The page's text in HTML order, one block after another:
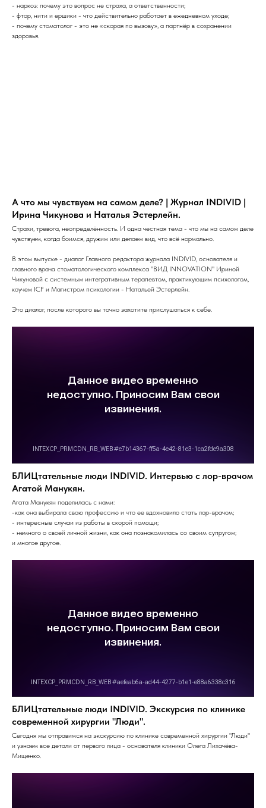
- наркоз: почему это вопрос не страха, а ответственности;
- фтор, нити и ершики - что действительно работает в ежедневном уходе;
- почему стоматолог - это не «скорая по вызову», а партнёр в сохранении
здоровья.
А что мы чувствуем на самом деле? | Журнал INDIVID |
Ирина Чикунова и Наталья Эстерлейн.
Страхи, тревога, неопределённость. И одна честная тема - что мы на самом деле
чувствуем, когда боимся, дружим или делаем вид, что всё нормально.
В этом выпуске - диалог Главного редактора журнала INDIVID, основателя и
главного врача стоматологического комплекса "ВИД INNOVATION" Ириной
Чикуновой с системным интегративным терапевтом, практикующим психологом,
коучем ICF и Магистром психологии - Натальей Эстерлейн.
Это диалог, после которого вы точно захотите прислушаться к себе.
БЛИЦтательные люди INDIVID. Интервью с лор-врачом
Агатой Манукян.
Агата Манукян поделилась с нами:
-как она выбирала свою профессию и что ее вдохновило стать лор-врачом;
- интересные случаи из работы в скорой помощи;
- немного о своей личной жизни, как она познакомилась со своим супругом;
и многое другое.
БЛИЦтательные люди INDIVID. Экскурсия по клинике
современной хирургии "Люди".
Сегодня мы отправимся на экскурсию по клинике современной хирургии "Люди"
и узнаем все детали от первого лица - основателя клиники Олега Лихачёва-
Мищенко.